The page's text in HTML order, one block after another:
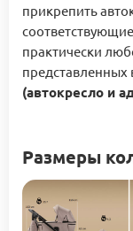
прикрепить
практически
представленных
(автокресло и
Размеры